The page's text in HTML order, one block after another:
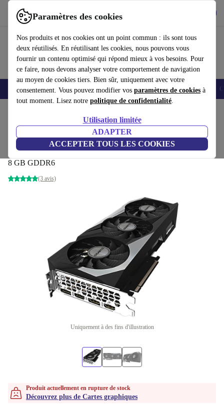
Paramètres des cookies
Nos produits et nos cookies ont un point commun : ils sont tous
deux réutilisés. En réutilisant les cookies, nous pouvons vous
fournir un contenu optimisé qui répond mieux à vos besoins. Pour
ce faire, nous devons analyser votre comportement de navigation
au moyen de cookies tiers. Bien sûr, uniquement avec votre
consentement. Vous pouvez modifier vos paramètres de cookies à
tout moment. Lisez notre politique de confidentialité.
Utilisation limitée
ADAPTER
ACCEPTER TOUS LES COOKIES
Utilisez refurbed rapidement et facilement
Smartphones Laptops Tablettes Montres connectées Accessoires
Gigabyte GeForce RTX 3070 Gaming OC
8G
8 GB GDDR6
(3 avis)
Uniquement à des fins d'illustration
Produit actuellement en rupture de stock
Découvrez plus de Cartes graphiques